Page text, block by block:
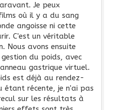
Je peux
où il y a du sang
angoisse ni cette
C'est un véritable
Nous avons ensuite
du poids, avec
gastrique virtuel.
est déjà au rendez-
étant récente, je n'ai pas
sur les résultats à